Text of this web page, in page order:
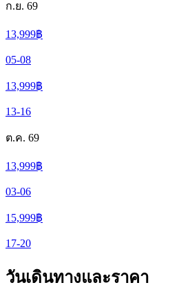
ก.ย. 69
13,999฿
05-08
13,999฿
13-16
ต.ค. 69
13,999฿
03-06
15,999฿
17-20
วันเดินทางและราคา